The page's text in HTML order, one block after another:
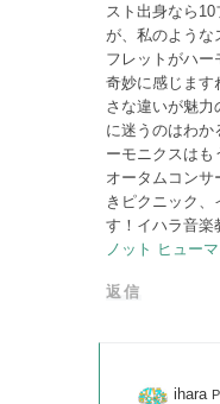
スト出身なら
が、私のような
フレットがハー
奇妙に感じます
さな違いが魅力
に迷うのはわか
ーモニクスはも
オータムコンサ
きピクニック
す！イハラ音楽
ノット ヒュー
返信
ihara